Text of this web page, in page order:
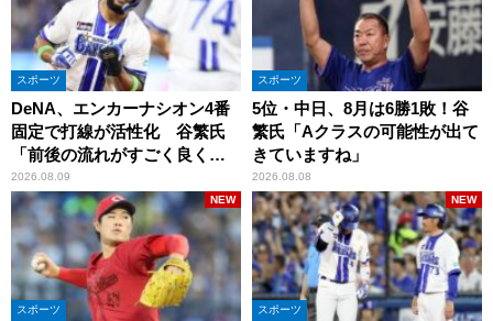
スポーツ
DeNA、エンカーナシオン4番
固定で打線が活性化 谷繁氏
「前後の流れがすごく良くな
りましたね」
2026.08.09
スポーツ
5位・中日、8月は6勝1敗！谷
繁氏「Aクラスの可能性が出て
きていますね」
2026.08.08
スポーツ
NEW
スポーツ
NEW